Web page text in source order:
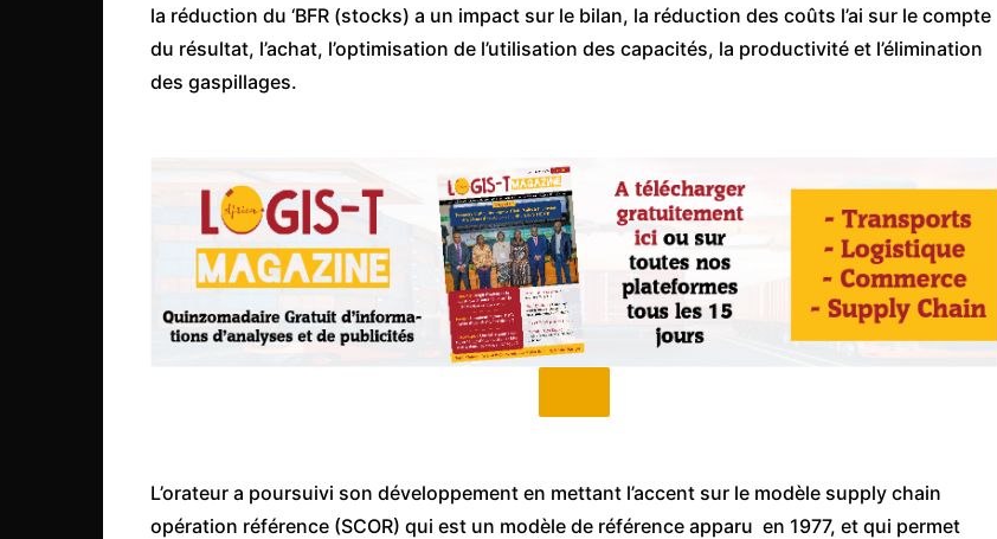
Zimbabwe
la réduction du ‘BFR (stocks) a un impact sur le bilan, la réduction des coûts l’ai sur le compte
du résultat, l’achat, l’optimisation de l’utilisation des capacités, la productivité et l’élimination
des gaspillages.
L’orateur a poursuivi son développement en mettant l’accent sur le modèle supply chain
opération référence (SCOR) qui est un modèle de référence apparu en 1977, et qui permet